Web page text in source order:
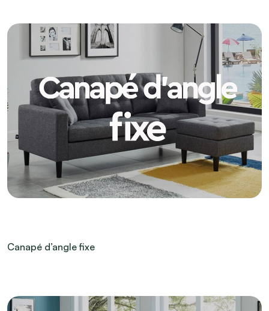
Canapé d’angle fixe